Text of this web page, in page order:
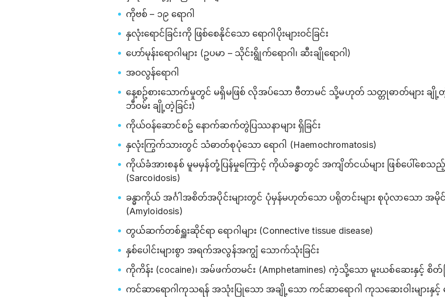
ကိုဗစ် – ၁၉ ရောဂါ
နှလုံးရောင်ခြင်းကို ဖြစ်စေနိုင်သော ရောဂါပိုးများဝင်ခြင်း
ဟော်မုန်းရောဂါများ (ဥပမာ – သိုင်းရွိုက်ရောဂါ၊ ဆီးချိုရောဂါ)
အဝလွန်ရောဂါ
နေ့စဥ်စားသောက်မှုတွင် မရှိမဖြစ် လိုအပ်သော ဗီတာမင် သို့မဟုတ် သတ္တုဓာတ်များ ချို့တဲ့
ဘီဝမ်း ချို့တဲ့ခြင်း)
ကိုယ်ဝန်ဆောင်စဥ် နောက်ဆက်တွဲပြဿနာများ ရှိခြင်း
နှလုံးကြွက်သားတွင် သံဓာတ်စုပုံသော ရောဂါ (Haemochromatosis)
ကိုယ်ခံအားစနစ် မူမမှန်တုံ့ပြန်မှုကြောင့် ကိုယ်ခန္ဓာတွင် အကျိတ်ငယ်များ ဖြစ်ပေါ်စေ
(Sarcoidosis)
ခန္ဓာကိုယ် အင်္ဂါအစိတ်အပိုင်းများတွင် ပုံမှန်မဟုတ်သော ပရိုတင်းများ စုပုံလာသော အမို
(Amyloidosis)
တွယ်ဆက်တစ်ရှူးဆိုင်ရာ ရောဂါများ (Connective tissue disease)
နှစ်ပေါင်းများစွာ အရက်အလွန်အကျွံ သောက်သုံးခြင်း
ကိုကိန်း (cocaine)၊ အမ်ဖက်တမင်း (Amphetamines) ကဲ့သို့သော မူးယစ်ဆေးနှင့် စိတ်က
ကင်ဆာရောဂါကုသရန် အသုံးပြုသော အချို့သော ကင်ဆာရောဂါ ကုသဆေးဝါးများနှင့်